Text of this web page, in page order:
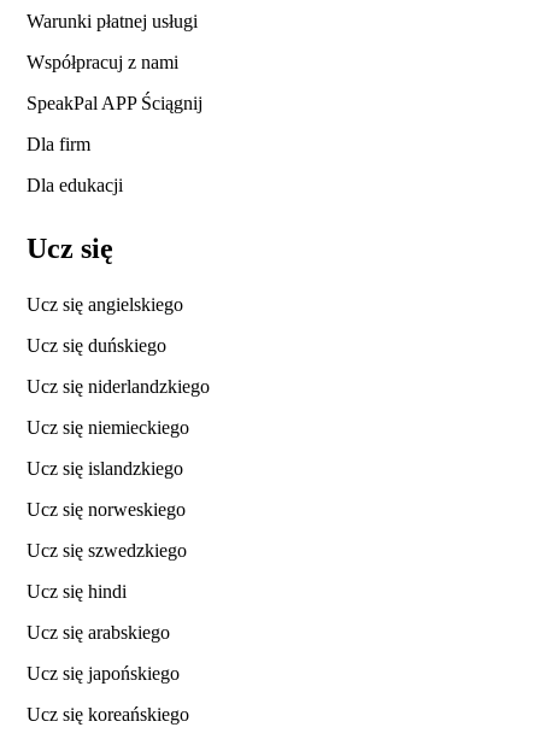
Warunki płatnej usługi
Współpracuj z nami
SpeakPal APP Ściągnij
Dla firm
Dla edukacji
Ucz się
Ucz się angielskiego
Ucz się duńskiego
Ucz się niderlandzkiego
Ucz się niemieckiego
Ucz się islandzkiego
Ucz się norweskiego
Ucz się szwedzkiego
Ucz się hindi
Ucz się arabskiego
Ucz się japońskiego
Ucz się koreańskiego